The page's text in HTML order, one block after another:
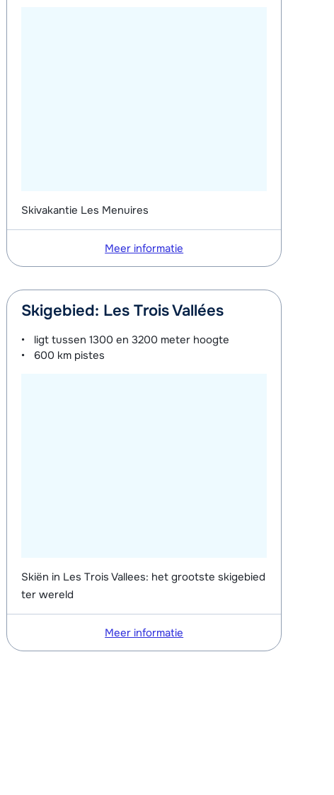
Skivakantie Les Menuires
Meer informatie
Skigebied: Les Trois Vallées
ligt tussen1300 en 3200 meter hoogte
600 km pistes
Skiën in Les Trois Vallees: het grootste skigebied
ter wereld
Meer informatie